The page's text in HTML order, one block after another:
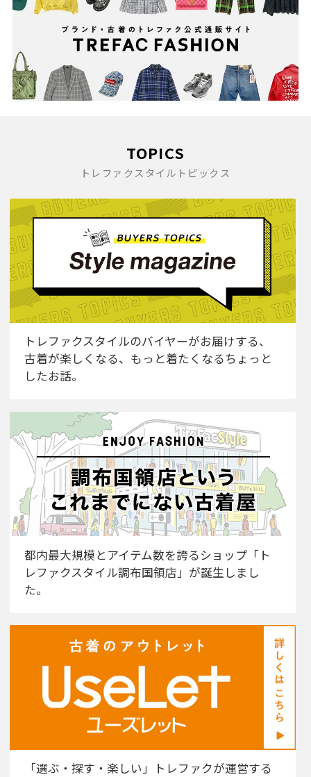
TOPICS
トレファクスタイルトピックス
トレファクスタイルのバイヤーがお届けする、
古着が楽しくなる、もっと着たくなるちょっと
したお話。
都内最大規模とアイテム数を誇るショップ「ト
レファクスタイル調布国領店」が誕生しまし
た。
「選ぶ・探す・楽しい」トレファクが運営する